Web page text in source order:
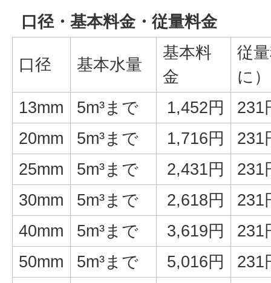
口径・基本料金・従量料金
口径 基本水量
基本料
金
従
に）
13mm
5m³まで 1,452円
231
20mm
5m³まで 1,716円
231
25mm
5m³まで 2,431円
231
30mm
5m³まで 2,618円
231
40mm
5m³まで 3,619円
231
50mm
5m³まで 5,016円 231